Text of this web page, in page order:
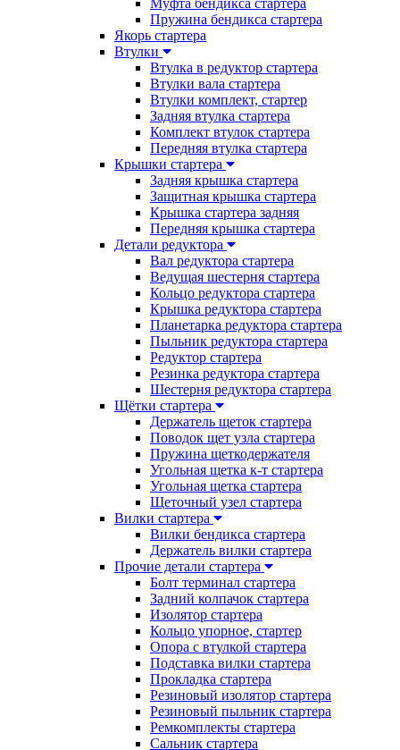
Муфта бендикса стартера
Пружина бендикса стартера
Якорь стартера
Втулки
Втулка в редуктор стартера
Втулки вала стартера
Втулки комплект, стартер
Задняя втулка стартера
Комплект втулок стартера
Передняя втулка стартера
Крышки стартера
Задняя крышка стартера
Защитная крышка стартера
Крышка стартера задняя
Передняя крышка стартера
Детали редуктора
Вал редуктора стартера
Ведущая шестерня стартера
Кольцо редуктора стартера
Крышка редуктора стартера
Планетарка редуктора стартера
Пыльник редуктора стартера
Редуктор стартера
Резинка редуктора стартера
Шестерня редуктора стартера
Щётки стартера
Держатель щеток стартера
Поводок щет узла стартера
Пружина щеткодержателя
Угольная щетка к-т стартера
Угольная щетка стартера
Щеточный узел стартера
Вилки стартера
Вилки бендикса стартера
Держатель вилки стартера
Прочие детали стартера
Болт терминал стартера
Задний колпачок стартера
Изолятор стартера
Кольцо упорное, стартер
Опора с втулкой стартера
Подставка вилки стартера
Прокладка стартера
Резиновый изолятор стартера
Резиновый пыльник стартера
Ремкомплекты стартера
Сальник стартера